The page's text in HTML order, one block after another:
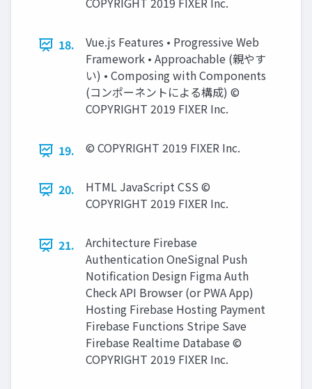
18.
Vue.js Features • Progressive Web
Framework • Approachable (親やす
い) • Composing with Components
(コンポーネントによる構成) ©
COPYRIGHT 2019 FIXER Inc.
19. © COPYRIGHT 2019 FIXER Inc.
20.
HTML JavaScript CSS ©
COPYRIGHT 2019 FIXER Inc.
21.
Architecture Firebase
Authentication OneSignal Push
Notification Design Figma Auth
Check API Browser (or PWA App)
Hosting Firebase Hosting Payment
Firebase Functions Stripe Save
Firebase Realtime Database ©
COPYRIGHT 2019 FIXER Inc.